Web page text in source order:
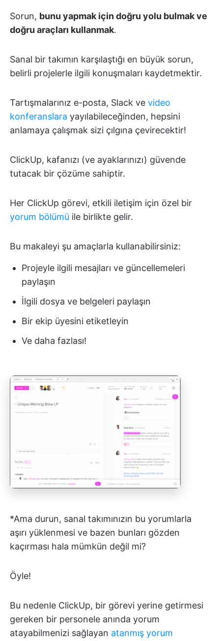
Sorun, bunu yapmak için doğru yolu bulmak ve
doğru araçları kullanmak.
Sanal bir takımın karşılaştığı en büyük sorun,
belirli projelerle ilgili konuşmaları kaydetmektir.
Tartışmalarınız e-posta, Slack ve video
konferanslara yayılabileceğinden, hepsini
anlamaya çalışmak sizi çılgına çevirecektir!
ClickUp, kafanızı (ve ayaklarınızı) güvende
tutacak bir çözüme sahiptir.
Her ClickUp görevi, etkili iletişim için özel bir
yorum bölümü ile birlikte gelir.
Bu makaleyi şu amaçlarla kullanabilirsiniz:
Projeyle ilgili mesajları ve güncellemeleri
paylaşın
İlgili dosya ve belgeleri paylaşın
Bir ekip üyesini etiketleyin
Ve daha fazlası!
*Ama durun, sanal takımınızın bu yorumlarla
aşırı yüklenmesi ve bazen bunları gözden
kaçırması hala mümkün değil mi?
Öyle!
Bu nedenle ClickUp, bir görevi yerine getirmesi
gereken bir personele anında yorum
atayabilmenizi sağlayan atanmış yorum